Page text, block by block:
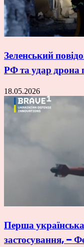
Зеленський
РФ та удар дрона
18.05.2026
Перша
застосування, –